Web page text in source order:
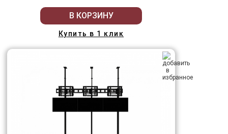
В КОРЗИНУ
Купить в 1 клик